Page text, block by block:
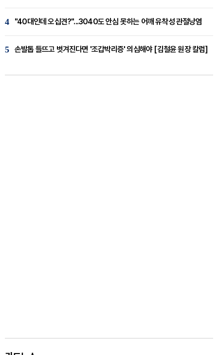
4 "40대인데 오십견?"...3040도 안심 못하는 어깨 유착성 관절낭염
5 손발톱 들뜨고 벗겨진다면 '조갑박리증' 의심해야 [김철윤 원장 칼럼]